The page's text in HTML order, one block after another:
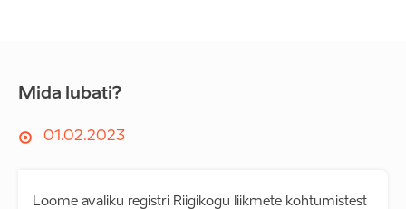
Mida lubati?
01.02.2023
Loome avaliku registri Riigikogu liikmete kohtumistest